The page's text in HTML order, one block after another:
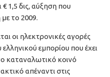
1,5 δις, αύξηση που
το 2009.
οι ηλεκτρονικές αγορές
εμπορίου που έχει
καταναλωτικό κοινό
απέναντι στις